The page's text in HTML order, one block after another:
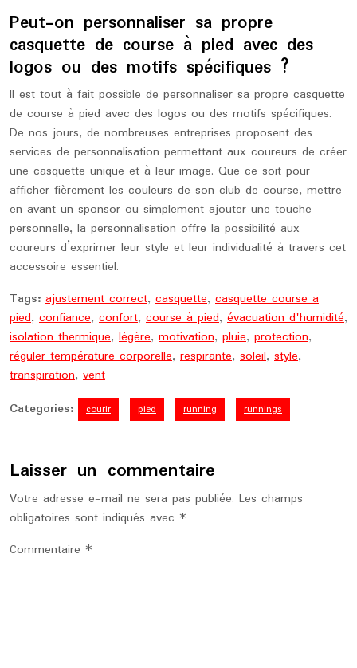
Peut-on personnaliser sa propre
casquette de course à pied avec des
logos ou des motifs spécifiques ?
Il est tout à fait possible de personnaliser sa propre casquette
de course à pied avec des logos ou des motifs spécifiques.
De nos jours, de nombreuses entreprises proposent des
services de personnalisation permettant aux coureurs de créer
une casquette unique et à leur image. Que ce soit pour
afficher fièrement les couleurs de son club de course, mettre
en avant un sponsor ou simplement ajouter une touche
personnelle, la personnalisation offre la possibilité aux
coureurs d’exprimer leur style et leur individualité à travers cet
accessoire essentiel.
Tags: ajustement correct, casquette, casquette course a
pied, confiance, confort, course à pied, évacuation d'humidité,
isolation thermique, légère, motivation, pluie, protection,
réguler température corporelle, respirante, soleil, style,
transpiration, vent
Categories:
courir pied running runnings
Laisser un commentaire
Votre adresse e-mail ne sera pas publiée. Les champs
obligatoires sont indiqués avec *
Commentaire *